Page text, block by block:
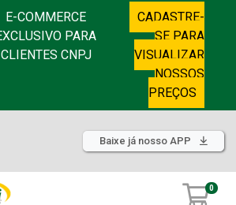
E-COMMERCE
PARA
CLIENTES CNPJ
CADASTRE-
SE PARA
VISUALIZAR
NOSSOS
PREÇOS
Baixe já nosso APP
0